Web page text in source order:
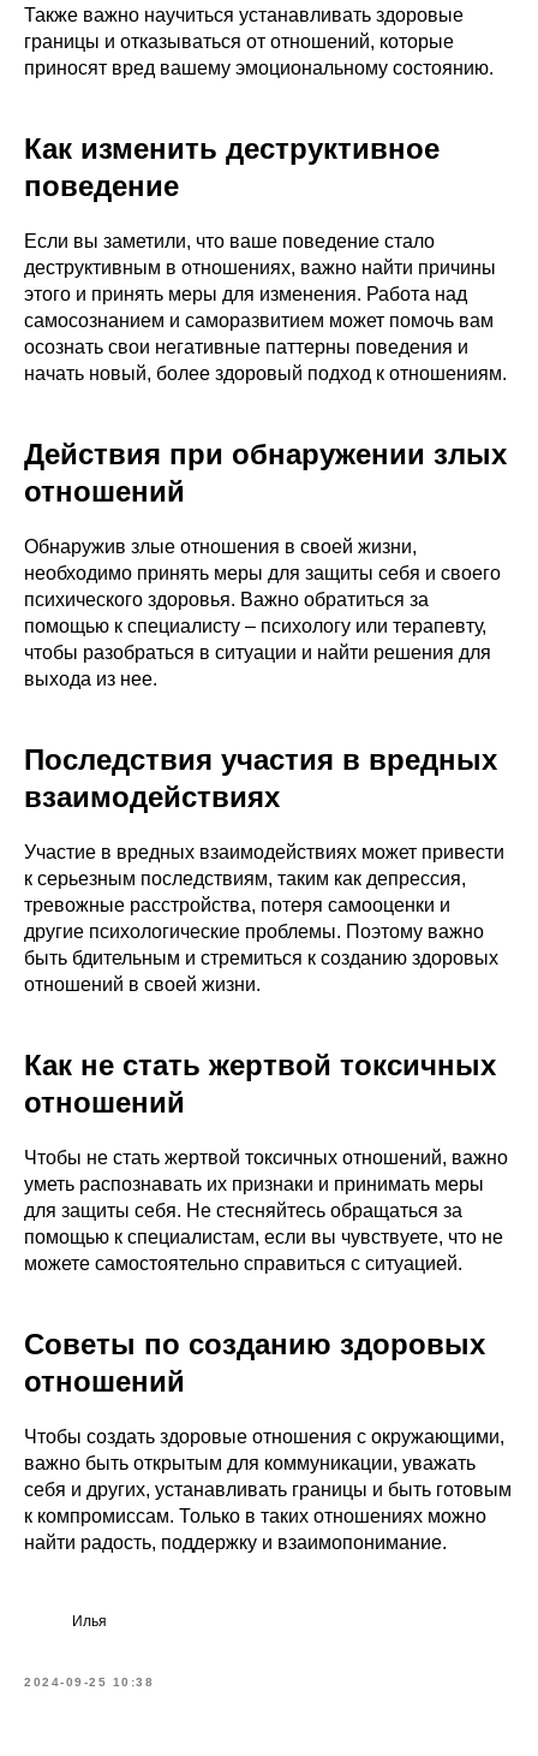
Также важно научиться устанавливать здоровые
границы и отказываться от отношений, которые
приносят вред вашему эмоциональному состоянию.
Как изменить деструктивное
поведение
Если вы заметили, что ваше поведение стало
деструктивным в отношениях, важно найти причины
этого и принять меры для изменения. Работа над
самосознанием и саморазвитием может помочь вам
осознать свои негативные паттерны поведения и
начать новый, более здоровый подход к отношениям.
Действия при обнаружении злых
отношений
Обнаружив злые отношения в своей жизни,
необходимо принять меры для защиты себя и своего
психического здоровья. Важно обратиться за
помощью к специалисту – психологу или терапевту,
чтобы разобраться в ситуации и найти решения для
выхода из нее.
Последствия участия в вредных
взаимодействиях
Участие в вредных взаимодействиях может привести
к серьезным последствиям, таким как депрессия,
тревожные расстройства, потеря самооценки и
другие психологические проблемы. Поэтому важно
быть бдительным и стремиться к созданию здоровых
отношений в своей жизни.
Как не стать жертвой токсичных
отношений
Чтобы не стать жертвой токсичных отношений, важно
уметь распознавать их признаки и принимать меры
для защиты себя. Не стесняйтесь обращаться за
помощью к специалистам, если вы чувствуете, что не
можете самостоятельно справиться с ситуацией.
Советы по созданию здоровых
отношений
Чтобы создать здоровые отношения с окружающими,
важно быть открытым для коммуникации, уважать
себя и других, устанавливать границы и быть готовым
к компромиссам. Только в таких отношениях можно
найти радость, поддержку и взаимопонимание.
Илья
2024-09-25 10:38